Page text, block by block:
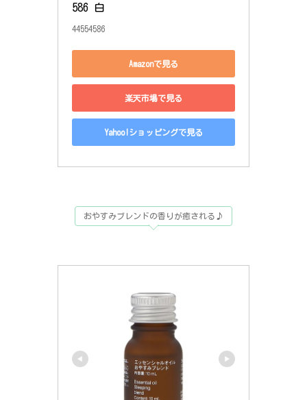
586 白
44554586
Amazonで見る
楽天市場で見る
Yahoo!ショッピングで見る
おやすみブレンドの香りが癒される♪